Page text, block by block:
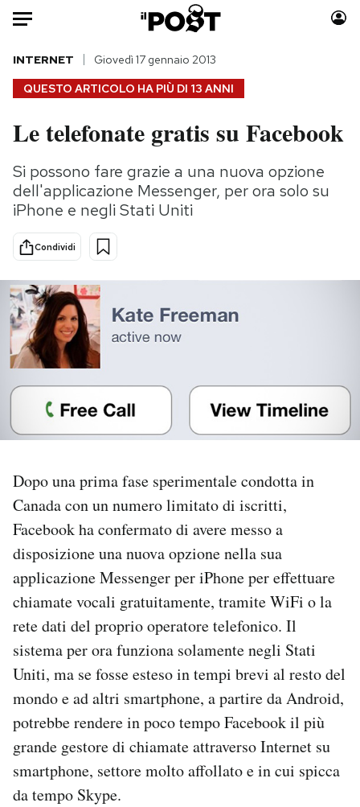
Auto
HOME
Italia
Politica
Tecnologia
Scienza
Economia
Sport
Moda
Consumismi
Storie/Idee
Mondiali calcio 2026
I MIEI PREFERITI
SHOP
CALENDARIO
AREA PERSONALE
Area Personale
Regala il Post
Hai bisogno di aiuto?
Esci
QUESTO ARTICOLO HA PIÙ DI 13 ANNI
INTERNET Giovedì 17 gennaio 2013
Le telefonate gratis su Facebook
Si possono fare grazie a una nuova opzione
dell'applicazione Messenger, per ora solo su
iPhone e negli Stati Uniti
Condividi
Dopo una prima fase sperimentale condotta in
Canada con un numero limitato di iscritti,
Facebook ha confermato di avere messo a
disposizione una nuova opzione nella sua
applicazione Messenger per iPhone per effettuare
chiamate vocali gratuitamente, tramite WiFi o la
rete dati del proprio operatore telefonico. Il
sistema per ora funziona solamente negli Stati
Uniti, ma se fosse esteso in tempi brevi al resto del
mondo e ad altri smartphone, a partire da Android,
potrebbe rendere in poco tempo Facebook il più
grande gestore di chiamate attraverso Internet su
smartphone, settore molto affollato e in cui spicca
da tempo Skype.